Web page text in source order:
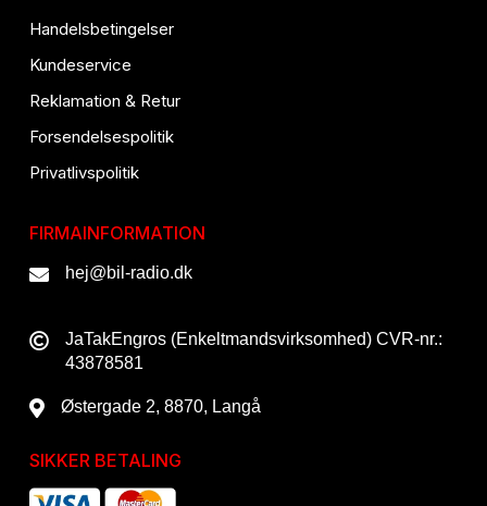
Handelsbetingelser
Kundeservice
Reklamation & Retur
Forsendelsespolitik
Privatlivspolitik
FIRMAINFORMATION
hej@bil-radio.dk
JaTakEngros (Enkeltmandsvirksomhed) CVR-nr.:
43878581
Østergade 2, 8870, Langå
SIKKER BETALING